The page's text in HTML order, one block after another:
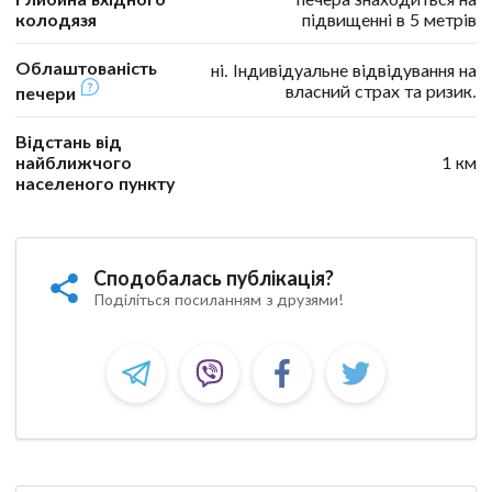
колодязя
підвищенні в 5 метрів
Облаштованість
печери
ні. Індивідуальне відвідування на
власний страх та ризик.
Відстань від
найближчого
населеного пункту
1 км
Сподобалась публікація?
Поділіться посиланням з друзями!